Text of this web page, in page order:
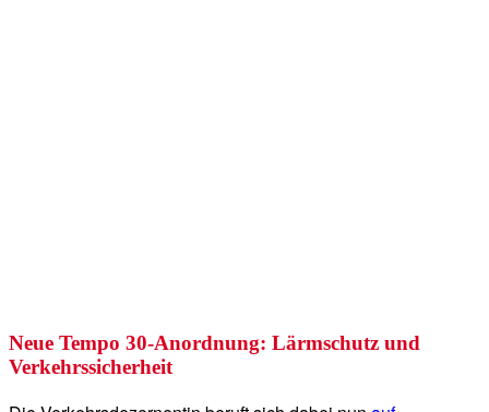
Neue Tempo 30-Anordnung: Lärmschutz und
Verkehrssicherheit